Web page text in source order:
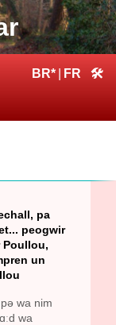
BR* FR 🛠
pa
peogwir
Poullou,
un
pə wa nim
wa